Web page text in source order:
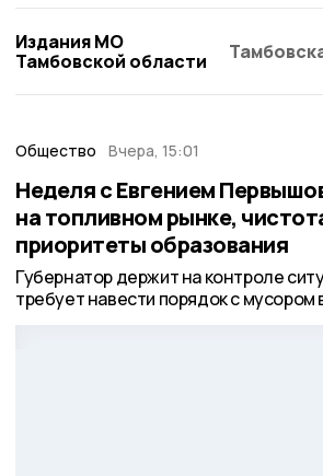
Издания МО
Тамбовской области
Общество Вчера, 15:01
Неделя с Евгением
на топливном рынке,
приоритеты образования
Губернатор держит на контроле
требует навести порядок с мусором